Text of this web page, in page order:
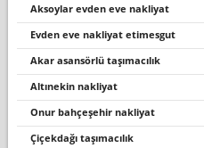
aksoylar evden eve nakliyat
evden eve nakliyat etimesgut
akar asansörlü taşımacılık
altineki̇n nakli̇yat
onur bahçeşehir nakliyat
çi̇çekdaği taşimacilik